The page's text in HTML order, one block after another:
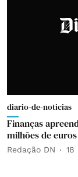
diario-de-noticias
Finanças
milhões de
Redação DN 18